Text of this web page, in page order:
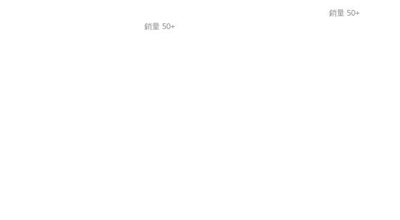
銷量 50+
銷量 50+